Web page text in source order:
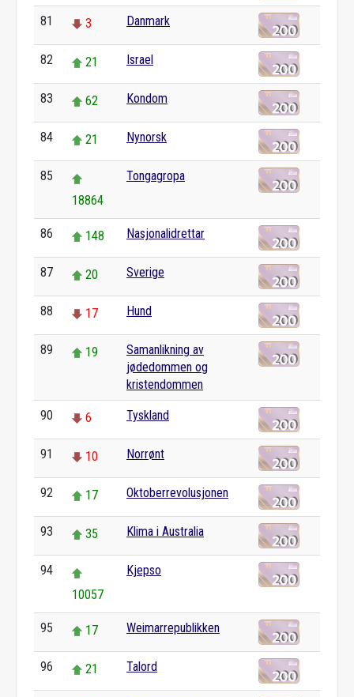
81 3 Danmark
82 21 Israel
83 62 Kondom
84 21 Nynorsk
85
18864
Tongagropa
86 148 Nasjonalidrettar
87 20 Sverige
88 17 Hund
89 19
Samanlikning av
jødedommen og
kristendommen
90 6 Tyskland
91 10 Norrønt
92 17 Oktoberrevolusjonen
93 35 Klima i Australia
94
10057
Kjepso
95 17 Weimarrepublikken
96 21 Talord